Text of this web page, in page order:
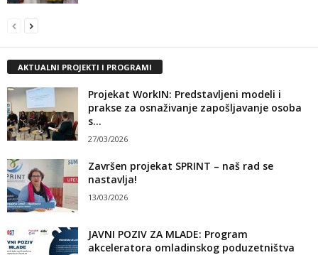
AKTUALNI PROJEKTI I PROGRAMI
Projekat WorkIN: Predstavljeni modeli i
prakse za osnaživanje zapošljavanje osoba
s...
27/03/2026
Završen projekat SPRINT – naš rad se
nastavlja!
13/03/2026
JAVNI POZIV ZA MLADE: Program
akceleratora omladinskog poduzetništva